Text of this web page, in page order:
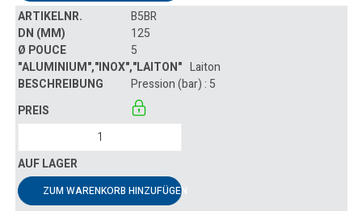
B5BR
125
5
Laiton
Pression (bar) : 5
ZUM WARENKORB HINZUFÜGEN